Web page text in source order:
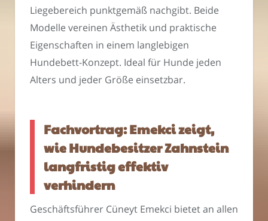
Liegebereich punktgemäß nachgibt. Beide
Modelle vereinen Ästhetik und praktische
Eigenschaften in einem langlebigen
Hundebett-Konzept. Ideal für Hunde jeden
Alters und jeder Größe einsetzbar.
Fachvortrag: Emekci zeigt,
wie Hundebesitzer Zahnstein
langfristig effektiv
verhindern
Geschäftsführer Cüneyt Emekci bietet an allen